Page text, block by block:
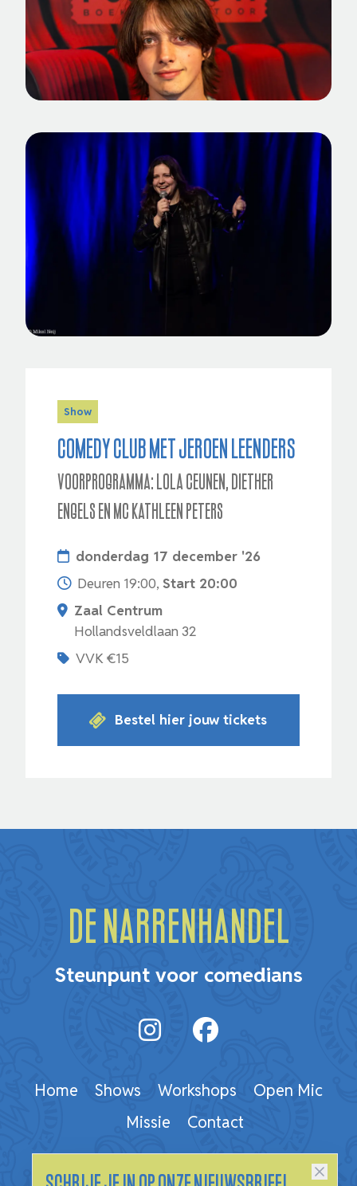
Show
Comedy Club met Jeroen Leenders
Voorprogramma: Lola Ceunen, Diether
Engels en Mc Kathleen Peters
donderdag 17 december '26
Deuren 19:00, Start 20:00
Zaal Centrum
Hollandsveldlaan 32
VVK €15
Bestel hier jouw tickets
De Narrenhandel
Steunpunt voor comedians
Home Shows Workshops
Open Mic
Missie
Contact